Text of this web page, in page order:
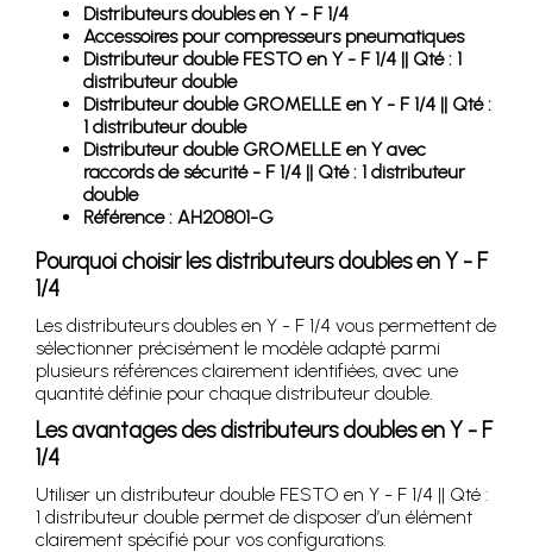
Distributeurs doubles en Y - F 1/4
Accessoires pour compresseurs pneumatiques
Distributeur double FESTO en Y - F 1/4 || Qté : 1
distributeur double
Distributeur double GROMELLE en Y - F 1/4 || Qté :
1 distributeur double
Distributeur double GROMELLE en Y avec
raccords de sécurité - F 1/4 || Qté : 1 distributeur
double
Référence : AH20801-G
Pourquoi choisir les distributeurs doubles en Y - F
1/4
Les distributeurs doubles en Y - F 1/4 vous permettent de
sélectionner précisément le modèle adapté parmi
plusieurs références clairement identifiées, avec une
quantité définie pour chaque distributeur double.
Les avantages des distributeurs doubles en Y - F
1/4
Utiliser un distributeur double FESTO en Y - F 1/4 || Qté :
1 distributeur double permet de disposer d’un élément
clairement spécifié pour vos configurations.